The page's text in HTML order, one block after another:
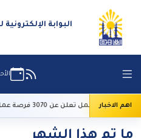
البوابة
الأحد، ٩
اهم الاخبار
وزارة العمل تعلن عن 3070 فرصة عمل بمجموعة مقاولات شهيرة